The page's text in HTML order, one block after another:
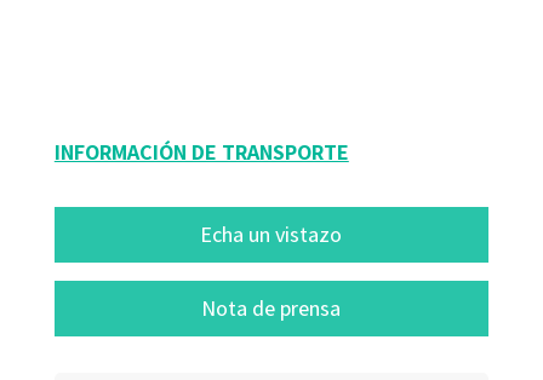
INFORMACIÓN DE TRANSPORTE
Echa un vistazo
Nota de prensa